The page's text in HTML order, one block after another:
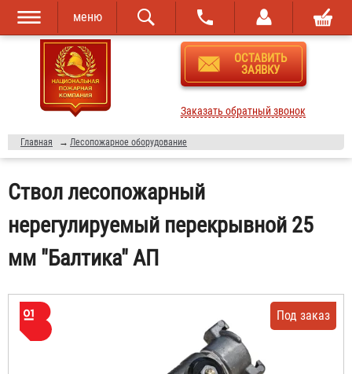
Перейти к
основному
содержанию
Skip to
navigation
меню
ОСТАВИТЬ
ЗАЯВКУ
Заказать обратный звонок
Главная → Лесопожарное оборудование
Ствол лесопожарный
нерегулируемый перекрывной 25
мм "Балтика" АП
Под заказ